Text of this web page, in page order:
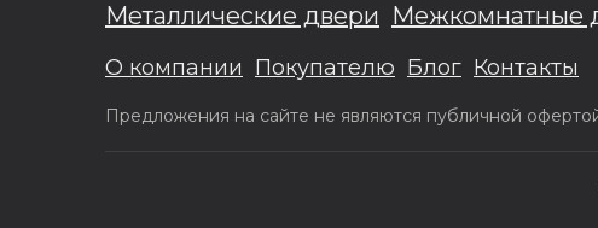
Металлические двери Межкомнатные
О компании Покупателю Блог Контакты
Предложения на сайте не являются публичной